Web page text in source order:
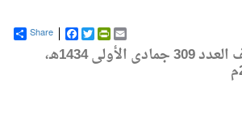
Share
FacebookTwitter
PrintFriendlyEmail
البركة والتبرك - ملف العدد 309 جمادى الأولى 1434هـ،